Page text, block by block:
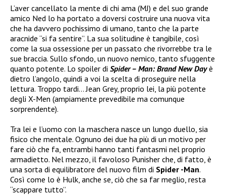
L’aver cancellato la mente di chi ama (MJ) e del suo grande
amico Ned lo ha portato a doversi costruire una nuova vita
che ha davvero pochissimo di umano, tanto che la parte
aracnide “si fa sentire”. La sua solitudine è tangibile, così
come la sua ossessione per un passato che rivorrebbe tra le
sue braccia. Sullo sfondo, un nuovo nemico, tanto sfuggente
quanto potente. Lo spoiler di Spider – Man: Brand New Dayè
dietro l’angolo, quindi a voi la scelta di proseguire nella
lettura. Troppo tardi… Jean Grey, proprio lei, la più potente
degli X-Men (ampiamente prevedibile ma comunque
sorprendente).
Tra lei e l’uomo con la maschera nasce un lungo duello, sia
fisico che mentale. Ognuno dei due ha più di un motivo per
fare ciò che fa, entrambi hanno tanti fantasmi nel proprio
armadietto. Nel mezzo, il favoloso Punisher che, di fatto, è
una sorta di equilibratore del nuovo film di Spider -Man.
Così come lo è Hulk, anche se, ciò che sa far meglio, resta
“scappare tutto”.